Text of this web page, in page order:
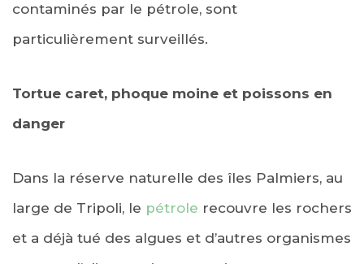
contaminés par le pétrole, sont
particulièrement surveillés.
Tortue caret, phoque moine et poissons en
danger
Dans la réserve naturelle des îles Palmiers, au
large de Tripoli, le pétrole recouvre les rochers
et a déjà tué des algues et d’autres organismes